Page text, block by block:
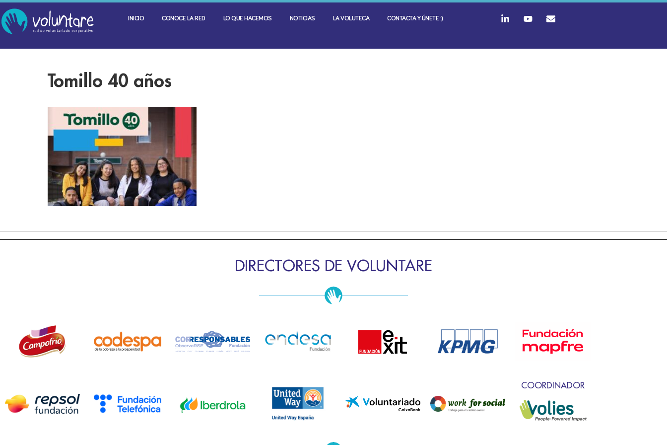
INICIO CONOCE LA RED LO QUE HACEMOS NOTICIAS LA VOLUTECA CONTACTA Y ÚNETE :)
Tomillo 40 años
DIRECTORES DE VOLUNTARE
COORDINADOR